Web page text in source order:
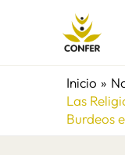
Inicio
Las
Burdeos